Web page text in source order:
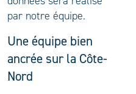
par notre équipe.
Une équipe bien
ancrée sur la Côte-
Nord